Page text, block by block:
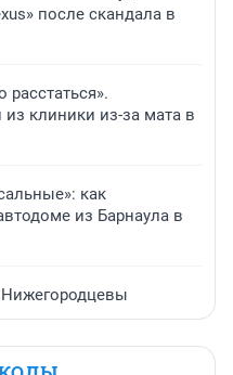
после скандала в
клиники из-за мата в
как
из Барнаула в